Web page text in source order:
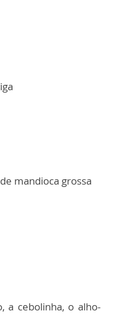
mandioca grossa
a cebolinha, o alho-